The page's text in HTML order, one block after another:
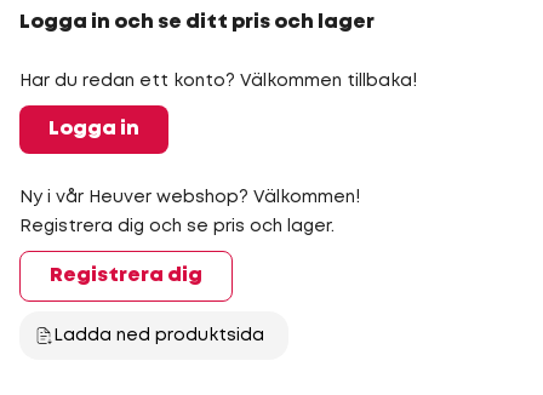
Logga in och se ditt pris och lager
Har du redan ett konto? Välkommen tillbaka!
Logga in
Ny i vår Heuver webshop? Välkommen!
Registrera dig och se pris och lager.
Registrera dig
Ladda ned produktsida